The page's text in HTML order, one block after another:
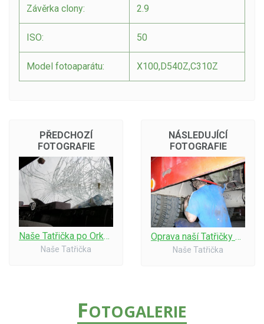
Závěrka clony: 2.9
ISO: 50
Model fotoaparátu: X100,D540Z,C310Z
PŘEDCHOZÍ
FOTOGRAFIE
Naše Tatřička po Orkánu 07-3
Naše Tatřička
NÁSLEDUJÍCÍ
FOTOGRAFIE
Oprava naší Tatřičky 05-2
Naše Tatřička
FOTOGALERIE